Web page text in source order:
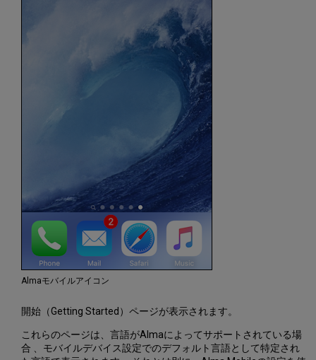
Almaモバイルアイコン
開始（Getting Started）ページが表示されます。
これらのページは、言語がAlmaによってサポートされている場
合 、モバイルデバイス設定でのデフォルト言語として特定され